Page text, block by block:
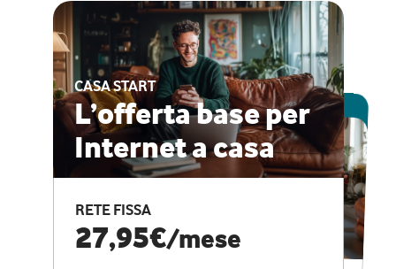
CASA START
L’offerta base per
Internet a casa
RETE FISSA
27,95€/mese
ESCLUSIVA ONLINE
CASA PRO
Internet veloce e
vantaggi speciali